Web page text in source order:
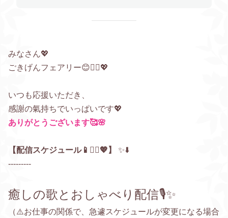
みなさん💖
ごきげんフェアリー😊🧚‍♀️💖
いつも応援いただき、
感謝の氣持ちでいっぱいです💖
ありがとうございます🥰🌸
【配信スケジュール📱🧚‍♀️💖 】 ✨⬇️
---------
癒しの歌とおしゃべり配信🎙️✨
（⚠️お仕事の関係で、急遽スケジュールが変更になる場合